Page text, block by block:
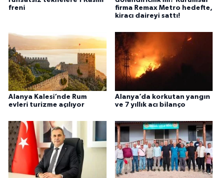
freni
firma Remax Metro hedefte,
kiracı daireyi sattı!
Alanya Kalesi’nde Rum
evleri turizme açılıyor
Alanya’da korkutan yangın
ve 7 yıllık acı bilanço